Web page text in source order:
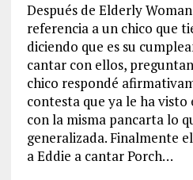
Después de Elderly
referencia a un chico que
diciendo que es su
cantar con ellos,
chico respondé
contesta que ya le ha
con la misma pancarta lo
generalizada. Finalmente
a Eddie a cantar Porch…